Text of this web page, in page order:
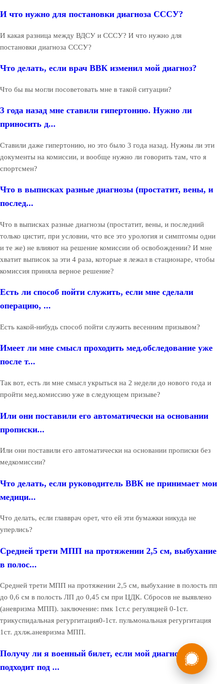
И что нужно для постановки диагноза СССУ?
И какая разница между ВДСУ и СССУ? И что нужно для
постановки диагноза СССУ?
Что делать, если врач ВВК изменил мой диагноз?
Что бы вы могли посоветовать мне в такой ситуации?
3 года назад мне ставили гипертонию. Нужно ли
приносить д...
Ставили даже гипертонию, но это было 3 года назад. Нужны ли эти
документы на комиссии, и вообще нужно ли говорить там, что я
спортсмен?
Что в выписках разные диагнозы (простатит, вены, и
послед...
Что в выписках разные диагнозы (простатит, вены, и последний
только цистит, при условии, что все это урология и симптомы одни
и те же) не влияют на решение комиссии об освобождении? И мне
хватит выписок за эти 4 раза, которые я лежал в стационаре, чтобы
комиссия приняла верное решение?
Есть ли способ пойти служить, если мне сделали
операцию, ...
Есть какой-нибудь способ пойти служить весенним призывом?
Имеет ли мне смысл проходить мед.обследование уже
после т...
Так вот, есть ли мне смысл укрыться на 2 недели до нового года и
пройти мед.комиссию уже в следующем призыве?
Или они поставили его автоматически на основании
прописки...
Или они поставили его автоматически на основании прописки без
медкомиссии?
Что делать, если руководитель ВВК не принимает мои
медици...
Что делать, если главврач орет, что ей эти бумажки никуда не
уперлись?
Средней трети МПП на протяжении 2,5 см, выбухание
в полос...
Средней трети МПП на протяжении 2,5 см, выбухание в полость пп
до 0,6 см в полость ЛП до 0,45 см при ЦДК. Сбросов не выявлено
(аневризма МПП). заключение: пмк 1ст.с регуляцией 0-1ст.
трикуспидальная регургитация0-1ст. пульмональная регургитация
1ст. дхлж.аневризма МПП.
Получу ли я военный билет, если мой диагноз
подходит под ...
Бесплатная
консультация